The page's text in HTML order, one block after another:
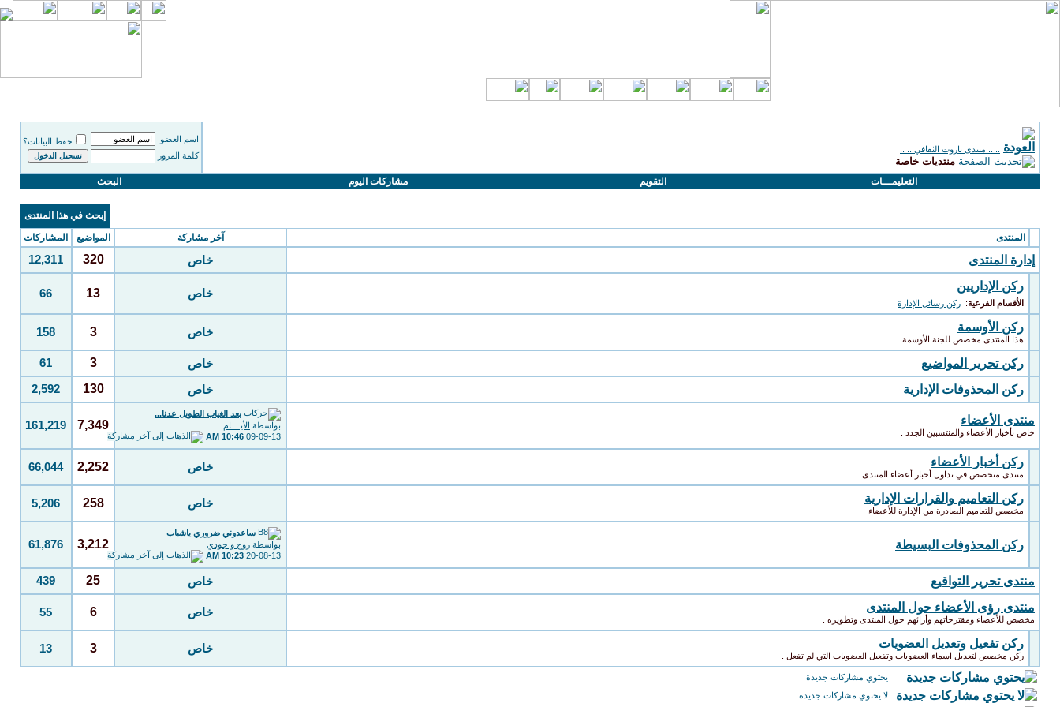
.. :: منتدى تاروت الثقافي :: ..
منتديات خاصة
اسم العضو
حفظ البيانات؟
كلمة المرور
التعليمـــات التقويم مشاركات اليوم البحث
إبحث في هذا المنتدى
المنتدى
آخر مشاركة المواضيع المشاركات
إدارة المنتدى خاص 320
12,311
ركن الإداريين
الأقسام الفرعية: ركن رسائل الإدارة
خاص 13
66
ركن الأوسمة
هذا المنتدى مخصص للجنة الأوسمة .
خاص 3
158
ركن تحرير المواضيع خاص 3
61
ركن المحذوفات الإدارية خاص 130
2,592
منتدى الأعضاء
خاص بأخبار الأعضاء والمنتسبين الجدد .
بعد الغياب الطويل عدنا...
بواسطة الأيــــام
09-09-13
10:46 AM
7,349
161,219
ركن أخبار الأعضاء
منتدى متخصص في تداول أخبار أعضاء المنتدى
خاص 2,252
66,044
ركن التعاميم والقرارات الإدارية
مخصص للتعاميم الصادرة من الإدارة للأعضاء
خاص 258
5,206
ركن المحذوفات البسيطة
ساعدوني ضروري ياشباب
بواسطة روح و جودي
20-08-13
10:23 AM
3,212
61,876
منتدى تحرير التواقيع خاص 25
439
منتدى رؤى الأعضاء حول المنتدى
مخصص للأعضاء ومقترحاتهم وأرائهم حول المنتدى وتطويره .
خاص 6
55
ركن تفعيل وتعديل العضويات
ركن مخصص لتعديل اسماء العضويات وتفعيل العضويات التي لم تفعل .
خاص 3
13
يحتوي مشاركات جديدة
لا يحتوي مشاركات جديدة